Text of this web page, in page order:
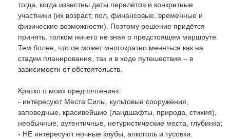
тогда, когда известны даты перелётов и конкретные
участники (их возраст, пол, финансовые, временные и
физические возможности). Поэтому решение придётся
принять, толком ничего не зная о предстоящем маршруте.
Тем более, что он может многократно меняться как на
стадии планирования, так и в ходе путешествия – в
зависимости от обстоятельств.
Кратко о моих предпочтениях:
- интересуют Места Силы, культовые сооружения,
заповедные, красивейшие (ландшафты, природа, стихия),
необычные, аутентичные, нетуристические места, глубинка;
- НЕ интересуют ночные клубы, алкоголь и тусовки.